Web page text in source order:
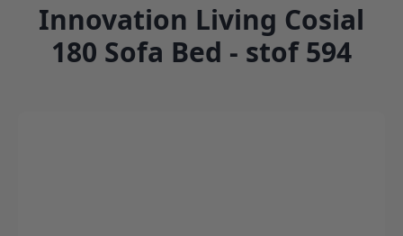
Innovation Living Cosial
180 Sofa Bed - stof 594